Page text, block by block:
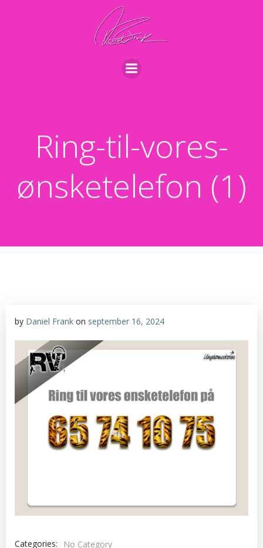
til
indhold
Ring-til-vores-
ønsketelefon (1)
by Daniel Frank on september 16, 2024
Categories:
No Category